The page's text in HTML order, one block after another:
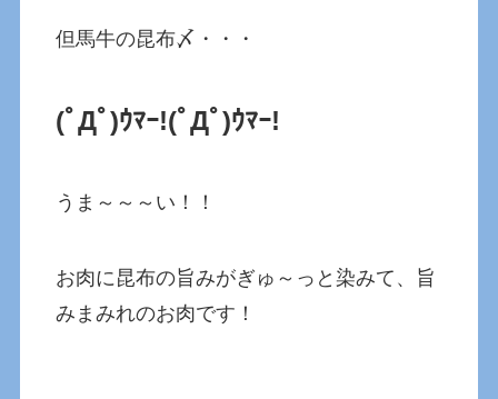
但馬牛の昆布〆・・・
(ﾟДﾟ)ｳﾏｰ!(ﾟДﾟ)ｳﾏｰ!
うま～～～い！！
お肉に昆布の旨みがぎゅ～っと染みて、旨
みまみれのお肉です！